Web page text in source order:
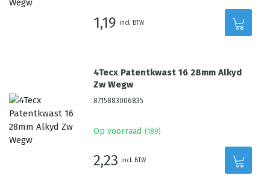
1,19 incl. BTW
4Tecx Patentkwast 16 28mm Alkyd
Zw Wegw
8715883006835
Op voorraad (189)
2,23 incl. BTW